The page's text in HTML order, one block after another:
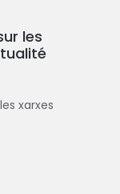
les
xarxes